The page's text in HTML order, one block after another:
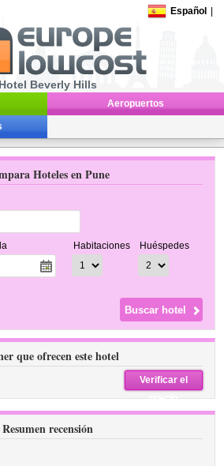
Español
Hotel Beverly Hills
Aeropuertos
Hoteles en Pune
Habitaciones Huéspedes
que ofrecen este hotel
Verificar el
precio
Resumen recensión